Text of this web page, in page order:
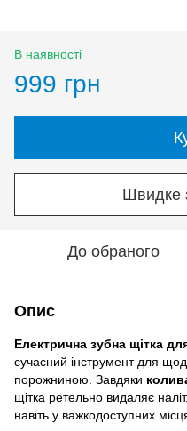
В наявності
999 грн
Швидке
До обраного
Опис
Електрична зубна щітка
сучасний інструмент для
порожниною. Завдяки
щітка ретельно видаляє
навіть у важкодоступних